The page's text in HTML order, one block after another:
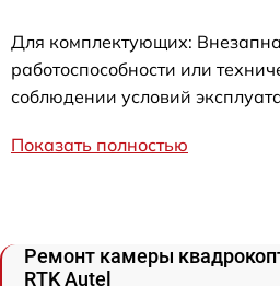
Для комплектующих:
работоспособности или
соблюдении условий
Показать полностью
Ремонт камеры
RTK Autel